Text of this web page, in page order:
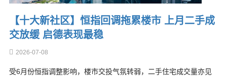
【十大新社区】恒指回调拖累楼市 上月二手成
交放缓 启德表现最稳
2026-07-08
受6月份恒指调整影响，楼市交投气氛转弱，二手住宅成交量亦见